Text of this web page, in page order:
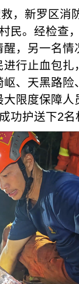
，新罗区消
民。经检查
，另一名
行止血包
、天黑路
限度保障
功护送下2